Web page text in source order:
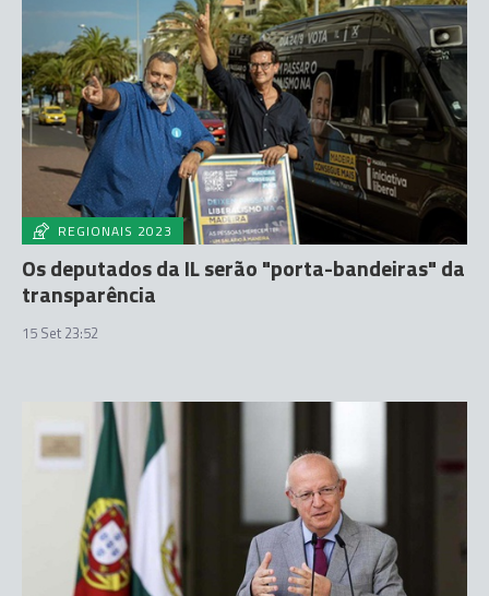
REGIONAIS 2023
Os deputados da IL serão "porta-bandeiras" da
transparência
15 Set 23:52